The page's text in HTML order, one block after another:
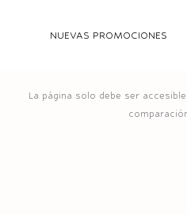
NUEVAS PROMOCIONES
La página solo debe ser